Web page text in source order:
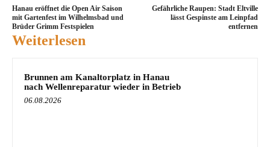
Hanau eröffnet die Open Air Saison
mit Gartenfest im Wilhelmsbad und
Brüder Grimm Festspielen
Gefährliche Raupen: Stadt Eltville
lässt Gespinste am Leinpfad
entfernen
Weiterlesen
Brunnen am Kanaltorplatz in Hanau
nach Wellenreparatur wieder in Betrieb
06.08.2026